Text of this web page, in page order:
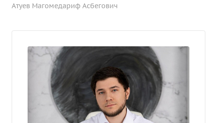
Атуев Магомедариф Асбегович